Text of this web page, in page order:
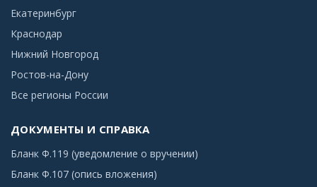
Екатеринбург
Краснодар
Нижний Новгород
Ростов-на-Дону
Все регионы России
ДОКУМЕНТЫ И СПРАВКА
Бланк Ф.119 (уведомление о вручении)
Бланк Ф.107 (опись вложения)